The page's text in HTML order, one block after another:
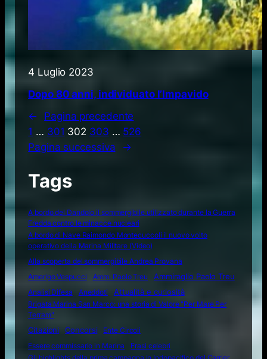
4 Luglio 2023
Dopo 80 anni, individuato l’Impavido
←
Pagina precedente
1 … 301 302 303 … 526
Pagina successiva
→
Tags
A bordo del Dandolo il sommergibile utilizzato durante la Guerra
Fredda contro le minacce nucleari
A bordo di Nave Raimondo Montecuccoli il nuovo volto
operativo della Marina Militare (Video)
Alla scoperta del sommergibile Andrea Provana
Amerigo Vespucci
Amm. Paolo Treu
Ammiraglio Paolo Treu
Analisi Difesa
Aneddoti Attualità e curiosità
Brigata Marina San Marco: una storia di Valore "Per Mare Per
Terram"
Citazioni
Concorsi
Ente Circoli
Essere commissario in Marina
Frasi celebri